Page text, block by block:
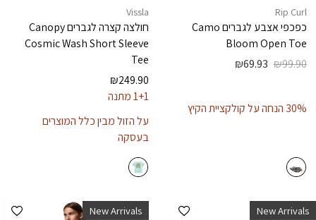
Rip Curl
כפכפי אצבע לגבריםCamo
Bloom Open Toe
₪99.90
₪69.93
30% הנחה על קולקציית הקיץ
Vissla
חולצה קצרה לגבריםCanopy
Cosmic Wash Short Sleeve
Tee
₪249.90
1+1 מתנה
על הזול מבין כלל המוצרים
בעסקה
הוספה למועדפים New Arrivals
New Arrivals